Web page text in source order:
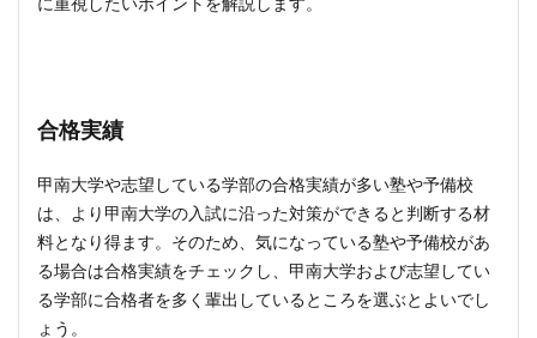
合格実績
甲南大学や志望している学部の合格実績が多い塾や予備校
は、より甲南大学の入試に沿った対策ができると判断する材
料となり得ます。そのため、気になっている塾や予備校があ
る場合は合格実績をチェックし、甲南大学および志望してい
る学部に合格者を多く輩出しているところを選ぶとよいでし
ょう。